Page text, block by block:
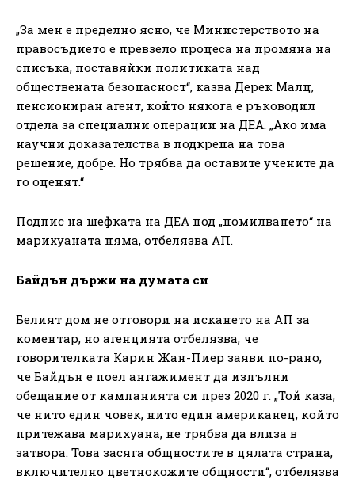
„За мен е пределно ясно, че Министерството на
правосъдието е превзело процеса на промяна на
списъка, поставяйки политиката над
обществената безопасност“, казва Дерек Малц,
пенсиониран агент, който някога е ръководил
отдела за специални операции на ДЕА. „Ако има
научни доказателства в подкрепа на това
решение, добре. Но трябва да оставите учените да
го оценят.“
Подпис на шефката на ДЕА под „помилването“ на
марихуаната няма, отбелязва АП.
Байдън държи на думата си
Белият дом не отговори на искането на АП за
коментар, но агенцията отбелязва, че
говорителката Карин Жан-Пиер заяви по-рано,
че Байдън е поел ангажимент да изпълни
обещание от кампанията си през 2020 г. „Той каза,
че нито един човек, нито един американец, който
притежава марихуана, не трябва да влиза в
затвора. Това засяга общностите в цялата страна,
включително цветнокожите общности“, отбелязва